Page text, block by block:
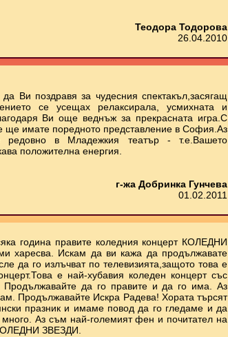
Теодора Тодорова
26.04.2010
Ви поздравя за чудесния спектакъл,засягащ
се усещах релаксирала, усмихната и
Ви още веднъж за прекрасната игра.С
ще имате поредното представление в София.Аз
редовно в Младежкия театър - т.е.Вашето
положителна енергия.
г-жа Добринка Гунчева
01.02.2011
година правите коледния концерт КОЛЕДНИ
харесва. Искам да ви кажа да продължавате
да го излъчват по телевизията,защото това е
е най-хубавия коледен концерт със
Продължавайте да го правите и да го има. Аз
Продължавайте Искра Радева! Хората търсят
празник и имаме повод да го гледаме и да
Аз съм най-големият фен и почитател на
ЗВЕЗДИ.